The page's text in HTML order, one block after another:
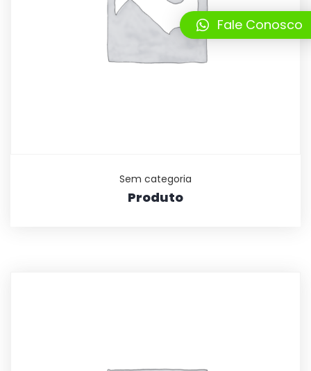
Sem categoria
Produto
Fale Conosco